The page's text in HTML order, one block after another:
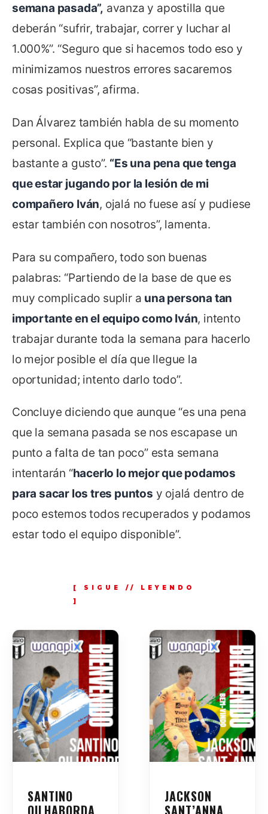
semana pasada”, avanza y apostilla que
deberán “sufrir, trabajar, correr y luchar al
1.000%”. “Seguro que si hacemos todo eso y
minimizamos nuestros errores sacaremos
cosas positivas”, afirma.
Dan Álvarez también habla de su momento
personal. Explica que “bastante bien y
bastante a gusto”. “Es una pena que tenga
que estar jugando por la lesión de mi
compañero Iván, ojalá no fuese así y pudiese
estar también con nosotros”, lamenta.
Para su compañero, todo son buenas
palabras: “Partiendo de la base de que es
muy complicado suplir a una persona tan
importante en el equipo como Iván, intento
trabajar durante toda la semana para hacerlo
lo mejor posible el día que llegue la
oportunidad; intento darlo todo”.
Concluye diciendo que aunque “es una pena
que la semana pasada se nos escapase un
punto a falta de tan poco” esta semana
intentarán “hacerlo lo mejor que podamos
para sacar los tres puntos y ojalá dentro de
poco estemos todos recuperados y podamos
estar todo el equipo disponible”.
SANTINO
JACKSON